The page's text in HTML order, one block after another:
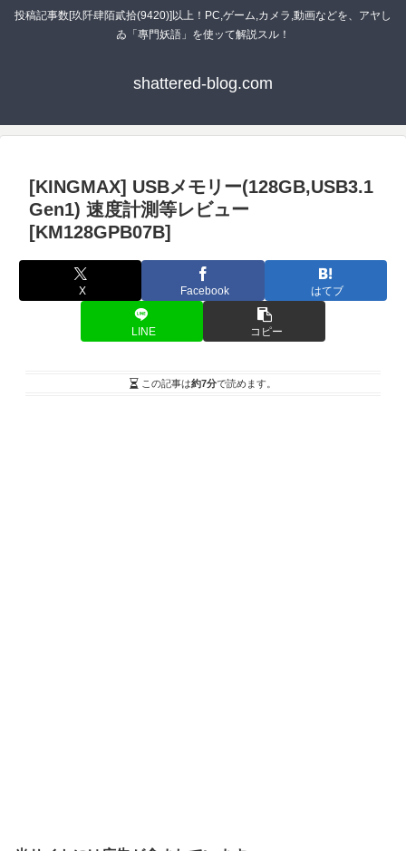
投稿記事数[玖阡肆陌貳拾(9420)]以上！PC,ゲーム,カメラ,動画などを、アヤし
ゐ「專門妖語」を使ッて解説スル！
shattered-blog.com
[KINGMAX] USBメモリー(128GB,USB3.1
Gen1) 速度計測等レビュー
[KM128GPB07B]
X Facebook はてブ
LINE コピー
この記事は約7分で読めます。